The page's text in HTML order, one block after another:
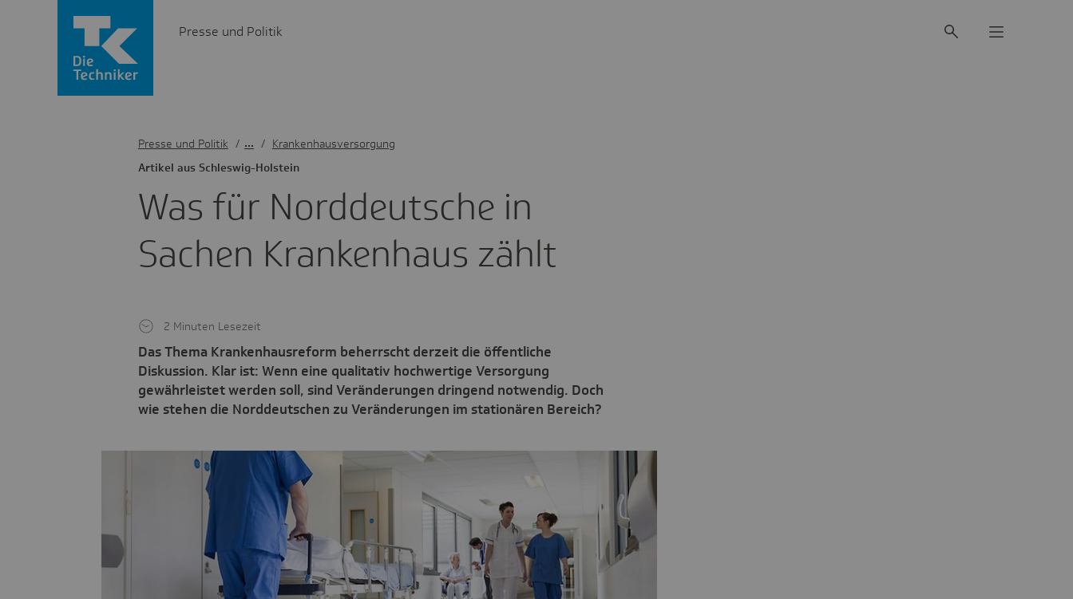
Presse und Politik
Was für Nord­deut­sche in
Sachen Kran­ken­haus zählt
Artikel aus Schles­wig-Holstein
Das Thema Krankenhausreform beherrscht derzeit die öffentliche
Diskussion. Klar ist: Wenn eine qualitativ hochwertige Versorgung
gewährleistet werden soll, sind Veränderungen dringend notwendig. Doch
wie stehen die Norddeutschen zu Veränderungen im stationären Bereich?
2 Minuten Lesezeit
Presse und Politik / Krankenhausversorgung